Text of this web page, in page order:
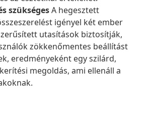
szükségesA hegesztett
igényel két ember
utasítások biztosítják,
zökkenőmentes beállítást
eredményeként egy szilárd,
megoldás, ami ellenáll a